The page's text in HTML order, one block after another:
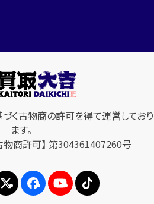
く古物商の許可を得て運営しており
ます。
物商許可】 第304361407260号